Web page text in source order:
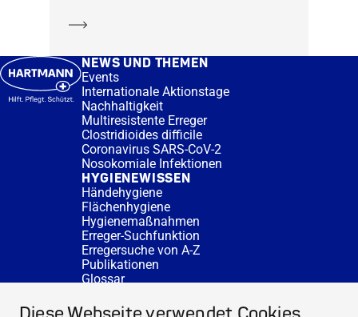
NEWS UND THEMEN
Events
Internationale Aktionstage
Nachhaltigkeit
Multiresistente Erreger
Clostridioides difficile
Coronavirus SARS-CoV-2
Nosokomiale Infektionen
HYGIENEWISSEN
Händehygiene
Flächenhygiene
Hygienemaßnahmen
Erreger-Suchfunktion
Erregersuche von A-Z
Publikationen
Glossar
SERVICE